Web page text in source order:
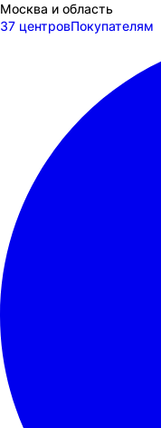
Москва и область
37 центровПокупателям